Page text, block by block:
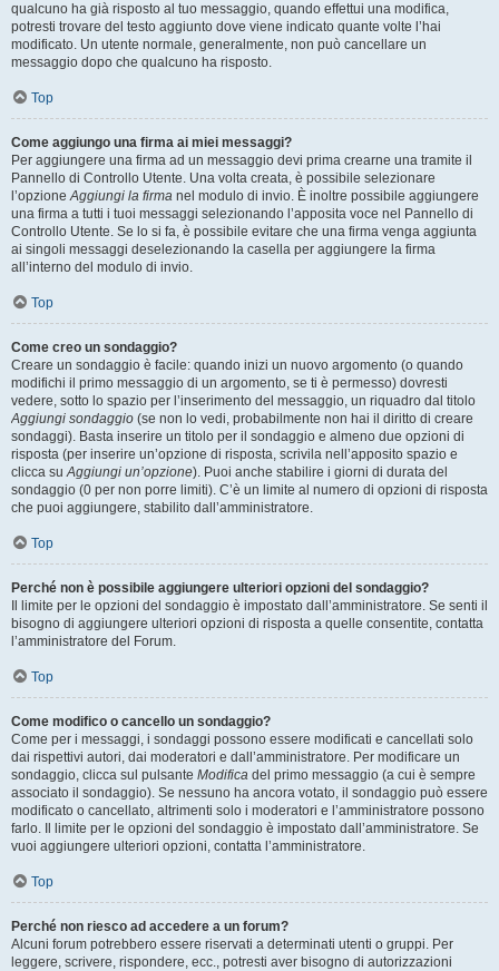
qualcuno ha già risposto al tuo messaggio, quando effettui una modifica,
potresti trovare del testo aggiunto dove viene indicato quante volte l’hai
modificato. Un utente normale, generalmente, non può cancellare un
messaggio dopo che qualcuno ha risposto.
Top
Come aggiungo una firma ai miei messaggi?
Per aggiungere una firma ad un messaggio devi prima crearne una tramite il
Pannello di Controllo Utente. Una volta creata, è possibile selezionare
l’opzioneAggiungi la firma nel modulo di invio. È inoltre possibile aggiungere
una firma a tutti i tuoi messaggi selezionando l’apposita voce nel Pannello di
Controllo Utente. Se lo si fa, è possibile evitare che una firma venga aggiunta
ai singoli messaggi deselezionando la casella per aggiungere la firma
all’interno del modulo di invio.
Top
Come creo un sondaggio?
Creare un sondaggio è facile: quando inizi un nuovo argomento (o quando
modifichi il primo messaggio di un argomento, se ti è permesso) dovresti
vedere, sotto lo spazio per l’inserimento del messaggio, un riquadro dal titolo
Aggiungi sondaggio (se non lo vedi, probabilmente non hai il diritto di creare
sondaggi). Basta inserire un titolo per il sondaggio e almeno due opzioni di
risposta (per inserire un’opzione di risposta, scrivila nell’apposito spazio e
clicca suAggiungi un’opzione). Puoi anche stabilire i giorni di durata del
sondaggio (0 per non porre limiti). C’è un limite al numero di opzioni di risposta
che puoi aggiungere, stabilito dall’amministratore.
Top
Perché non è possibile aggiungere ulteriori opzioni del sondaggio?
Il limite per le opzioni del sondaggio è impostato dall’amministratore. Se senti il
bisogno di aggiungere ulteriori opzioni di risposta a quelle consentite, contatta
l’amministratore del Forum.
Top
Come modifico o cancello un sondaggio?
Come per i messaggi, i sondaggi possono essere modificati e cancellati solo
dai rispettivi autori, dai moderatori e dall’amministratore. Per modificare un
sondaggio, clicca sul pulsante Modifica del primo messaggio (a cui è sempre
associato il sondaggio). Se nessuno ha ancora votato, il sondaggio può essere
modificato o cancellato, altrimenti solo i moderatori e l’amministratore possono
farlo. Il limite per le opzioni del sondaggio è impostato dall’amministratore. Se
vuoi aggiungere ulteriori opzioni, contatta l’amministratore.
Top
Perché non riesco ad accedere a un forum?
Alcuni forum potrebbero essere riservati a determinati utenti o gruppi. Per
leggere, scrivere, rispondere, ecc., potresti aver bisogno di autorizzazioni